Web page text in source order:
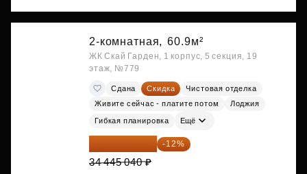
2-комнатная, 60.9м²
ЖК Скай Гарден, 1 корпус, 5 секция, 19
этаж, №779
Сдана Скидка
Чистовая отделка
Живите сейчас - платите потом
Лоджия
Гибкая планировка Ещё
30 311 635 ₽ -12%
34 445 040 ₽